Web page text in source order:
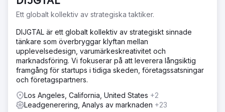
Ett globalt kollektiv av strategiska taktiker.
DIJGTAL är ett globalt kollektiv av strategiskt sinnade
tänkare som överbryggar klyftan mellan
upplevelsedesign, varumärkeskreativitet och
marknadsföring. Vi fokuserar på att leverera långsiktig
framgång för startups i tidiga skeden, företagssatsningar
och företagspartners.
Los Angeles, California, United States +2
Leadgenerering, Analys av marknaden +23